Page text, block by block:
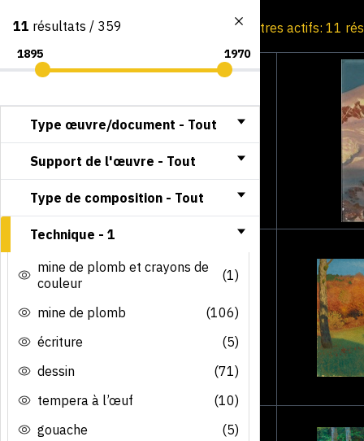
Consultation par image Filtres actifs: 11
11 résultats / 359
Type œuvre/document - Tout
Support de l'œuvre - Tout
Type de composition - Tout
Technique - 1
mine de plomb et crayons de
couleur
(1)
mine de plomb
(106)
écriture
(5)
dessin
(71)
tempera à l’œuf
(10)
gouache
(5)